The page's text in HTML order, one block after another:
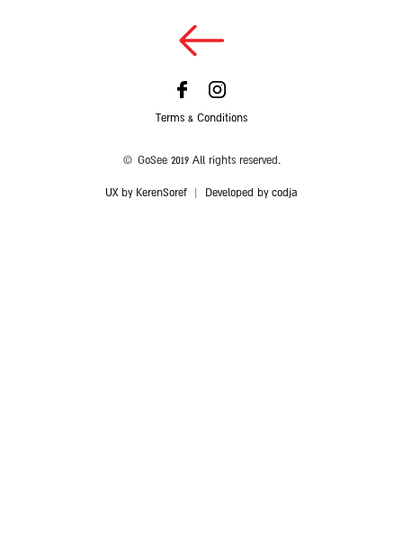
Terms & Conditions
© GoSee 2019 All rights reserved.
UX by KerenSoref Developed by codja